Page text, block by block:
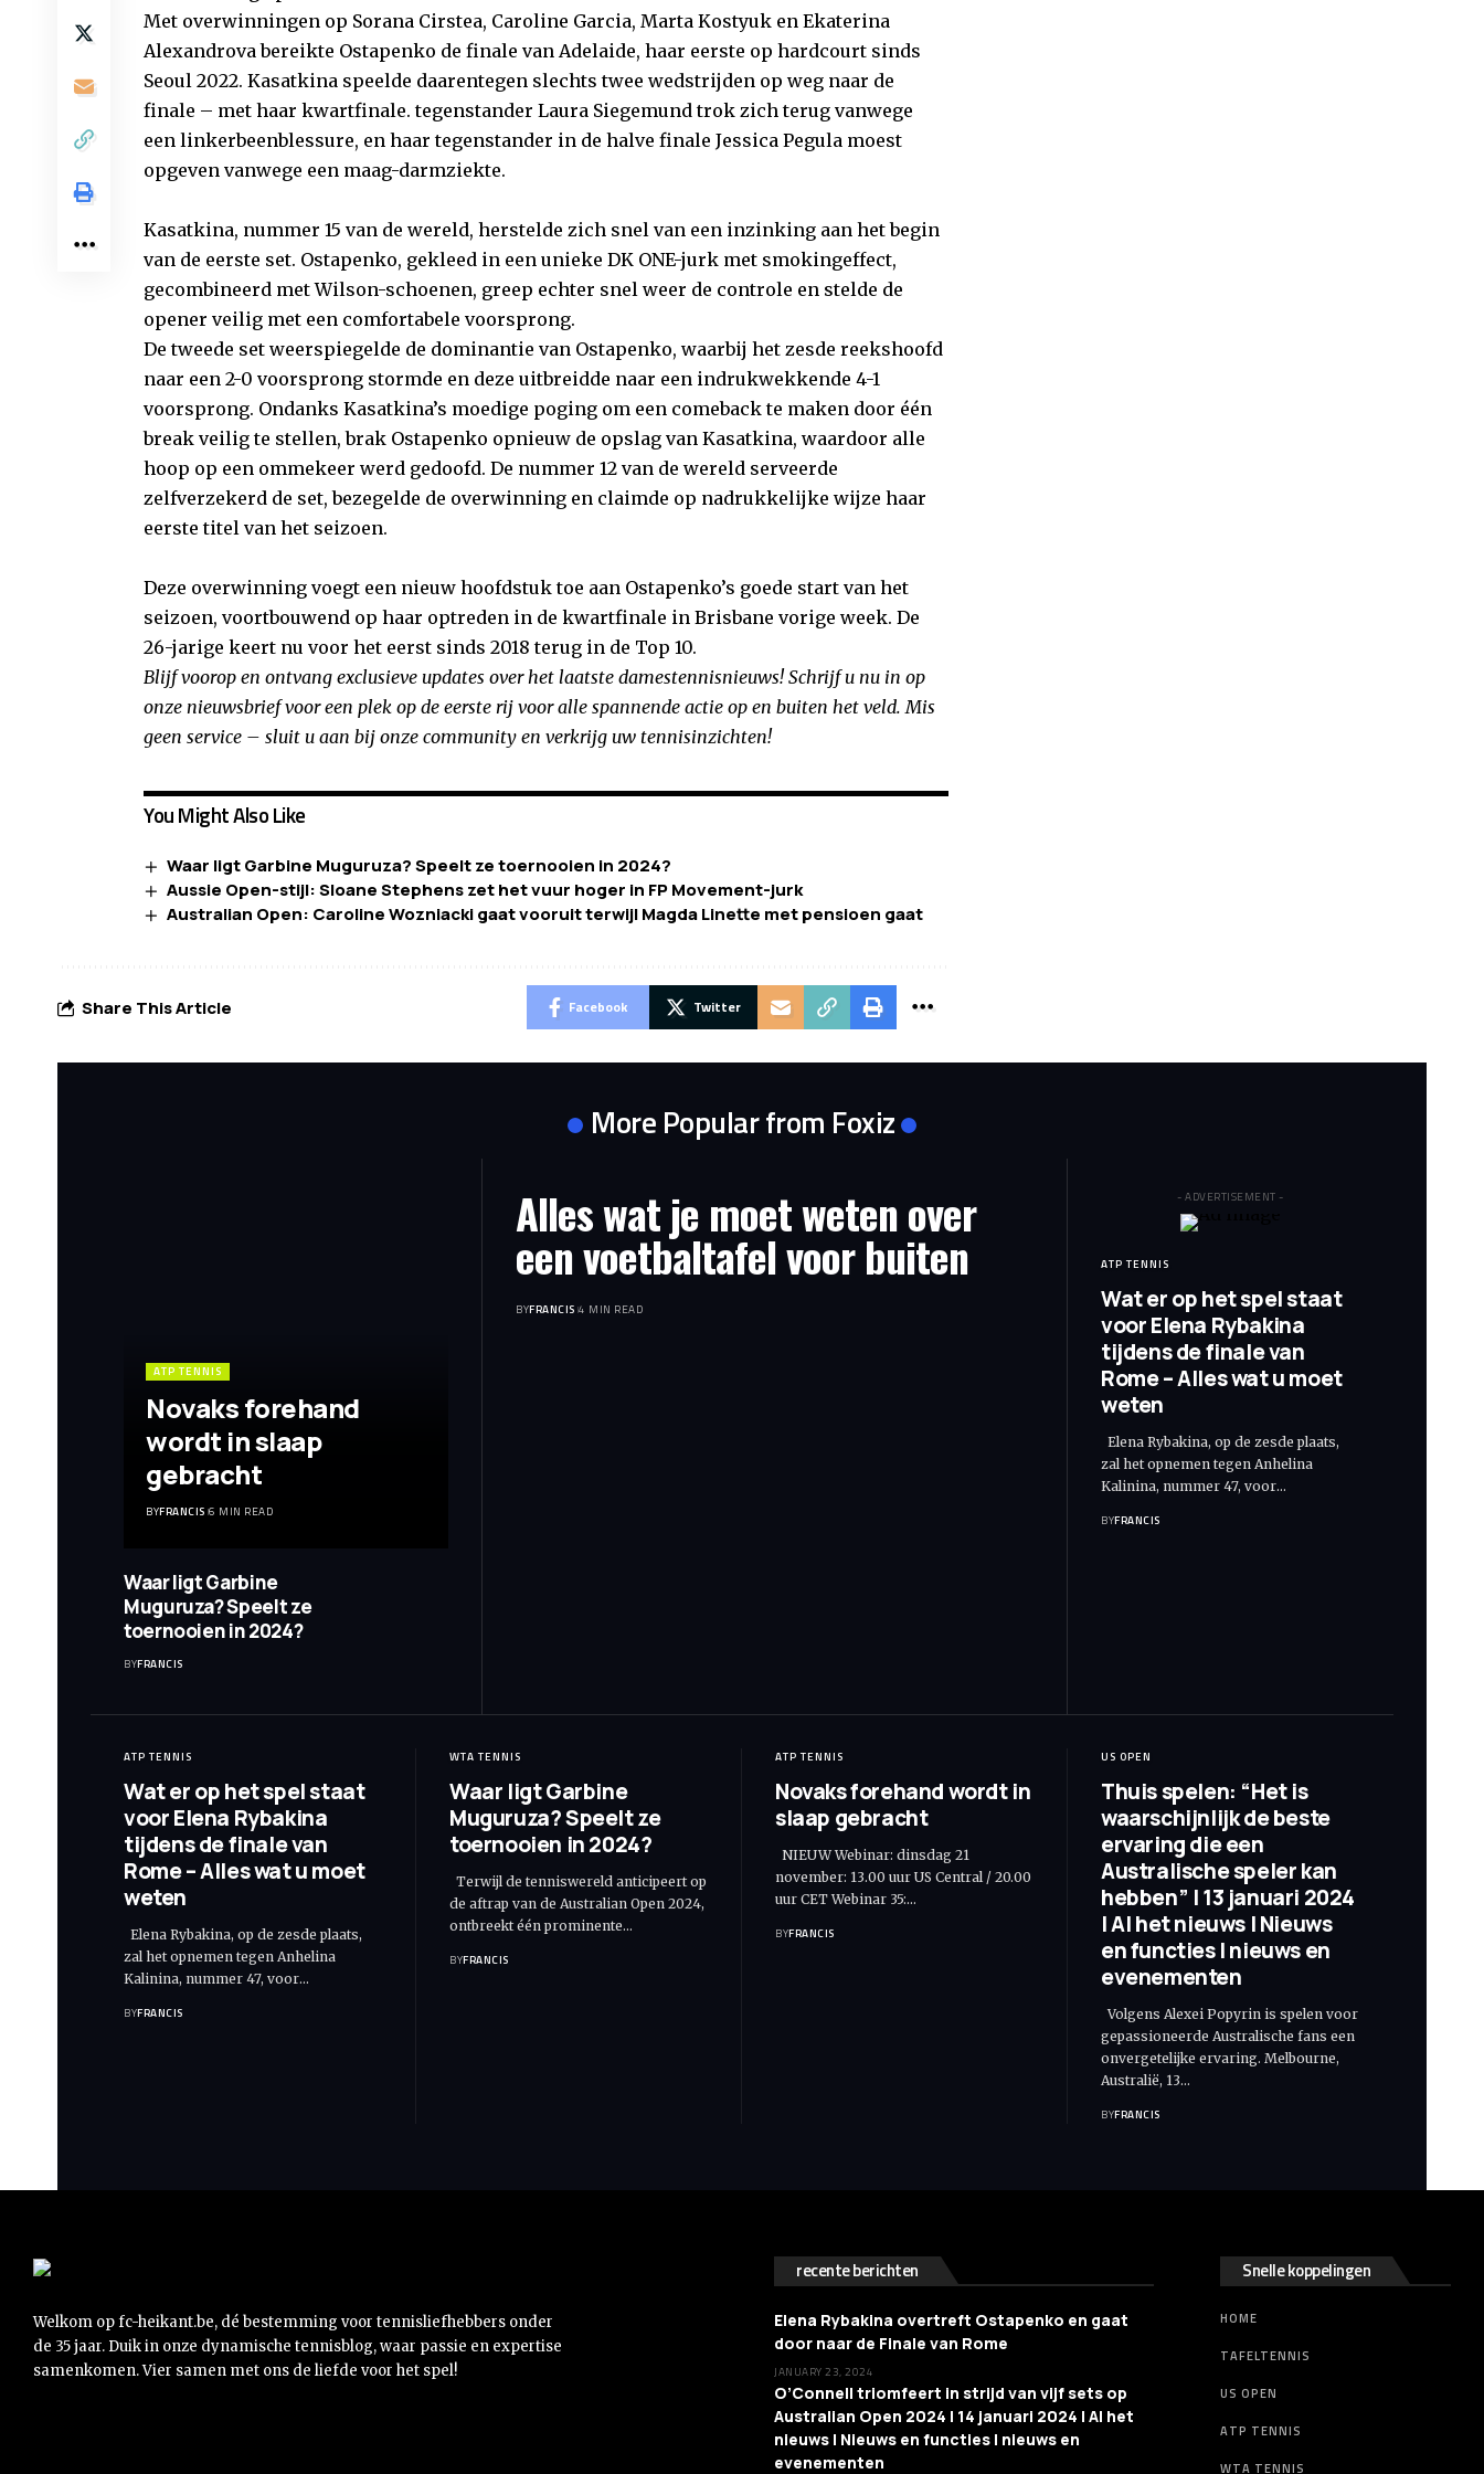
Met overwinningen op Sorana Cirstea, Caroline Garcia, Marta Kostyuk en Ekaterina
Alexandrova bereikte Ostapenko de finale van Adelaide, haar eerste op hardcourt sinds
Seoul 2022. Kasatkina speelde daarentegen slechts twee wedstrijden op weg naar de
finale – met haar kwartfinale. tegenstander Laura Siegemund trok zich terug vanwege
een linkerbeenblessure, en haar tegenstander in de halve finale Jessica Pegula moest
opgeven vanwege een maag-darmziekte.
Kasatkina, nummer 15 van de wereld, herstelde zich snel van een inzinking aan het begin
van de eerste set. Ostapenko, gekleed in een unieke DK ONE-jurk met smokingeffect,
gecombineerd met Wilson-schoenen, greep echter snel weer de controle en stelde de
opener veilig met een comfortabele voorsprong.
De tweede set weerspiegelde de dominantie van Ostapenko, waarbij het zesde reekshoofd
naar een 2-0 voorsprong stormde en deze uitbreidde naar een indrukwekkende 4-1
voorsprong. Ondanks Kasatkina’s moedige poging om een ​​comeback te maken door één
break veilig te stellen, brak Ostapenko opnieuw de opslag van Kasatkina, waardoor alle
hoop op een ommekeer werd gedoofd. De nummer 12 van de wereld serveerde
zelfverzekerd de set, bezegelde de overwinning en claimde op nadrukkelijke wijze haar
eerste titel van het seizoen.
Deze overwinning voegt een nieuw hoofdstuk toe aan Ostapenko’s goede start van het
seizoen, voortbouwend op haar optreden in de kwartfinale in Brisbane vorige week. De
26-jarige keert nu voor het eerst sinds 2018 terug in de Top 10.
Blijf voorop en ontvang exclusieve updates over het laatste damestennisnieuws! Schrijf u nu in op
onze nieuwsbrief voor een plek op de eerste rij voor alle spannende actie op en buiten het veld. Mis
geen service – sluit u aan bij onze community en verkrijg uw tennisinzichten!
You Might Also Like
Waar ligt Garbine Muguruza? Speelt ze toernooien in 2024?
Aussie Open-stijl: Sloane Stephens zet het vuur hoger in FP Movement-jurk
Australian Open: Caroline Wozniacki gaat vooruit terwijl Magda Linette met pensioen gaat
Share This Article Facebook Twitter
More Popular from Foxiz
ATP TENNIS
Novaks forehand
wordt in slaap
gebracht
BYFRANCIS 6 MIN READ
Waar ligt Garbine
Muguruza? Speelt ze
toernooien in 2024?
BYFRANCIS
Alles wat je moet weten over
een voetbaltafel voor buiten
BYFRANCIS 4 MIN READ
- ADVERTISEMENT -
ATP TENNIS
Wat er op het spel staat
voor Elena Rybakina
tijdens de finale van
Rome – Alles wat u moet
weten
Elena Rybakina, op de zesde plaats,
zal het opnemen tegen Anhelina
Kalinina, nummer 47, voor…
BYFRANCIS
ATP TENNIS
Wat er op het spel staat
voor Elena Rybakina
tijdens de finale van
Rome – Alles wat u moet
weten
Elena Rybakina, op de zesde plaats,
zal het opnemen tegen Anhelina
Kalinina, nummer 47, voor…
BYFRANCIS
WTA TENNIS
Waar ligt Garbine
Muguruza? Speelt ze
toernooien in 2024?
Terwijl de tenniswereld anticipeert op
de aftrap van de Australian Open 2024,
ontbreekt één prominente…
BYFRANCIS
ATP TENNIS
Novaks forehand wordt in
slaap gebracht
NIEUW Webinar: dinsdag 21
november: 13.00 uur US Central / 20.00
uur CET Webinar 35:…
BYFRANCIS
US OPEN
Thuis spelen: “Het is
waarschijnlijk de beste
ervaring die een
Australische speler kan
hebben” | 13 januari 2024
| Al het nieuws | Nieuws
en functies | nieuws en
evenementen
Volgens Alexei Popyrin is spelen voor
gepassioneerde Australische fans een
onvergetelijke ervaring. Melbourne,
Australië, 13…
BYFRANCIS
Welkom op fc-heikant.be, dé bestemming voor tennisliefhebbers onder
de 35 jaar. Duik in onze dynamische tennisblog, waar passie en expertise
samenkomen. Vier samen met ons de liefde voor het spel!
recente berichten
Elena Rybakina overtreft Ostapenko en gaat
door naar de Finale van Rome
JANUARY 23, 2024
O’Connell triomfeert in strijd van vijf sets op
Australian Open 2024 | 14 januari 2024 | Al het
nieuws | Nieuws en functies | nieuws en
evenementen
Snelle koppelingen
HOME
TAFELTENNIS
US OPEN
ATP TENNIS
WTA TENNIS